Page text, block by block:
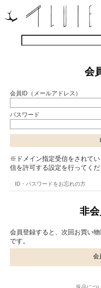
会
会員ID（メールアドレス）
パスワード
※ドメイン指定受信をされて
信を許可する設定を行ってくだ
ID・パスワードをお忘れの方
非
会員登録すると、次回お買い
です。
会
返品につ